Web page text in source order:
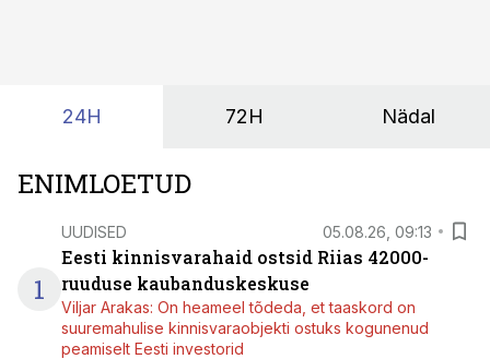
24H 72H Nädal
ENIMLOETUD
1
UUDISED 05.08.26, 09:13
Eesti kinnisvarahaid ostsid Riias 42000-
ruuduse kaubanduskeskuse
Viljar Arakas: On heameel tõdeda, et taaskord on
suuremahulise kinnisvaraobjekti ostuks kogunenud
peamiselt Eesti investorid